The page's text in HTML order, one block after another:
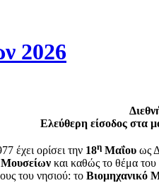
2026
Ελεύθερη είσοδος στα
έχει ορίσει την 18η Μαΐου ως
και καθώς το θέμα του
του νησιού: το Βιομηχανικό